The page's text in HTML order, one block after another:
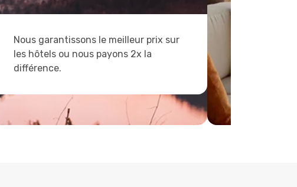
Nous garantissons le meilleur prix sur
les hôtels ou nous payons 2x la
différence.